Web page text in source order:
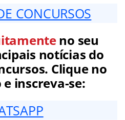
CONCURSOS
no seu
notícias do
Clique no
inscreva-se: